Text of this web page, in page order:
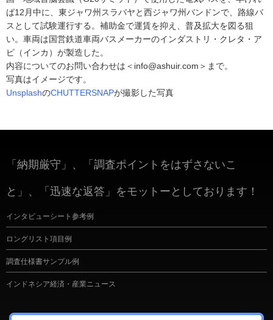
ば12月中に、東ジャワ州スラバヤと西ジャワ州バンドンで、路線バ
スとして試験運行する。補助金で運賃を抑え、普及拡大を図る狙
い。車両は国営鉄道車両バスメーカーのインダストリ・クレタ・ア
ピ（インカ）が製造した。
内容についてのお問い合わせは＜info@ashuir.com＞まで。
写真はイメージです。
UnsplashのCHUTTERSNAPが撮影した写真
「納期厳守」、「調査ポイントをはずさないこ
と」、「迅速な返答」をモットーとしております！
インタビューシート参考例
ロングリスト項目例
調査仕様書サンプル例
インドネシア経済・産業ニュース